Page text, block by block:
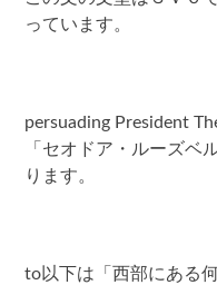
っています。
persuading President
「セオドア・ルーズベ
ります。
to以下は「西部にある